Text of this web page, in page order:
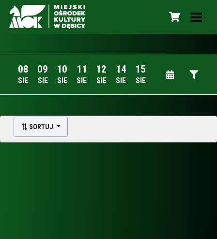
08
SIE
09
SIE
10
SIE
11
SIE
12
SIE
14
SIE
15
SIE
SORTUJ